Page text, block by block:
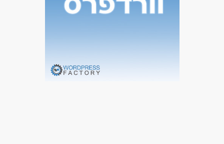
מתאים כעבודה שניה
עבודה מיידית
משרה מלאה